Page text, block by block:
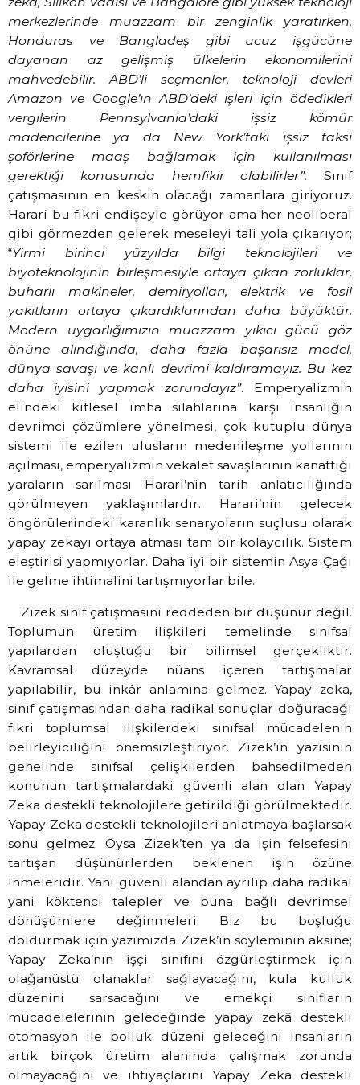
merkezlerinde muazzam bir zenginlik yaratırken,
Honduras ve Bangladeş gibi ucuz işgücüne
dayanan az gelişmiş ülkelerin ekonomilerini
mahvedebilir. ABD’li seçmenler, teknoloji devleri
Amazon ve Google’ın ABD’deki işleri için ödedikleri
vergilerin Pennsylvania’daki işsiz kömür
madencilerine ya da New York’taki işsiz taksi
şoförlerine maaş bağlamak için kullanılması
gerektiği konusunda hemfikir olabilirler”. Sınıf
çatışmasının en keskin olacağı zamanlara giriyoruz.
Harari bu fikri endişeyle görüyor ama her neoliberal
gibi görmezden gelerek meseleyi tali yola çıkarıyor;
“Yirmi birinci yüzyılda bilgi teknolojileri ve
biyoteknolojinin birleşmesiyle ortaya çıkan zorluklar,
buharlı makineler, demiryolları, elektrik ve fosil
yakıtların ortaya çıkardıklarından daha büyüktür.
Modern uygarlığımızın muazzam yıkıcı gücü göz
önüne alındığında, daha fazla başarısız model,
dünya savaşı ve kanlı devrimi kaldıramayız. Bu kez
daha iyisini yapmak zorundayız”. Emperyalizmin
elindeki kitlesel imha silahlarına karşı insanlığın
devrimci çözümlere yönelmesi, çok kutuplu dünya
sistemi ile ezilen ulusların medenileşme yollarının
açılması, emperyalizmin vekalet savaşlarının kanattığı
yaraların sarılması Harari’nin tarih anlatıcılığında
görülmeyen yaklaşımlardır. Harari’nin gelecek
öngörülerindeki karanlık senaryoların suçlusu olarak
yapay zekayı ortaya atması tam bir kolaycılık. Sistem
eleştirisi yapmıyorlar. Daha iyi bir sistemin Asya Çağı
ile gelme ihtimalini tartışmıyorlar bile.
Zizek sınıf çatışmasını reddeden bir düşünür değil.
Toplumun üretim ilişkileri temelinde sınıfsal
yapılardan oluştuğu bir bilimsel gerçekliktir.
Kavramsal düzeyde nüans içeren tartışmalar
yapılabilir, bu inkâr anlamına gelmez. Yapay zeka,
sınıf çatışmasından daha radikal sonuçlar doğuracağı
fikri toplumsal ilişkilerdeki sınıfsal mücadelenin
belirleyiciliğini önemsizleştiriyor. Zizek’in yazısının
genelinde sınıfsal çelişkilerden bahsedilmeden
konunun tartışmalardaki güvenli alan olan Yapay
Zeka destekli teknolojilere getirildiği görülmektedir.
Yapay Zeka destekli teknolojileri anlatmaya başlarsak
sonu gelmez. Oysa Zizek’ten ya da işin felsefesini
tartışan düşünürlerden beklenen işin özüne
inmeleridir. Yani güvenli alandan ayrılıp daha radikal
yani köktenci talepler ve buna bağlı devrimsel
dönüşümlere değinmeleri. Biz bu boşluğu
doldurmak için yazımızda Zizek’in söyleminin aksine;
Yapay Zeka’nın işçi sınıfını özgürleştirmek için
olağanüstü olanaklar sağlayacağını, kula kulluk
düzenini sarsacağını ve emekçi sınıfların
mücadelelerinin geleceğinde yapay zekâ destekli
otomasyon ile bolluk düzeni geleceğini insanların
artık birçok üretim alanında çalışmak zorunda
olmayacağını ve ihtiyaçlarını Yapay Zeka destekli